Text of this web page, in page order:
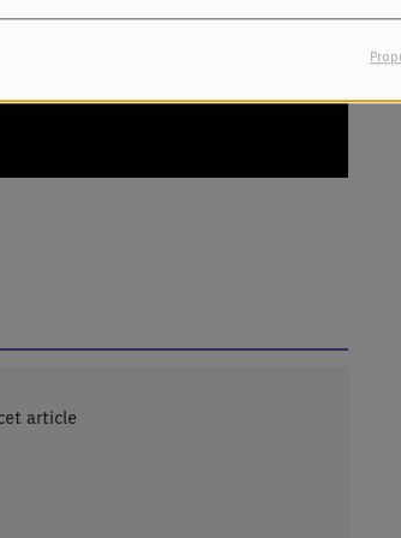
article